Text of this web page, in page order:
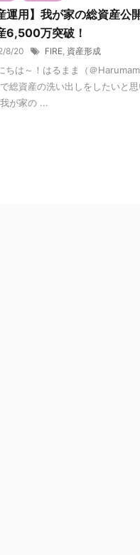
運用】我が家の総資産
6,500万突破！
8/20 FIRE, 資産形成
ちは～！はるまま（＠
総資産の洗い出しをしたいと
が家の ...